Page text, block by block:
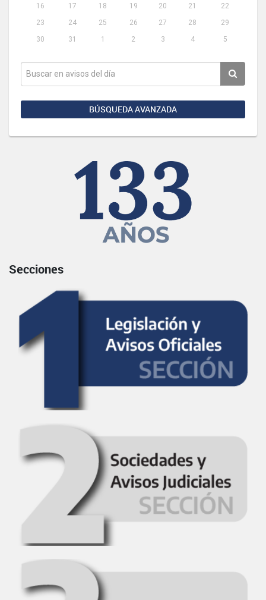
16
17 18 19 20 21
22
23
24 25 26 27 28
29
30
31 1 2 3 4 5
BÚSQUEDA AVANZADA
Secciones